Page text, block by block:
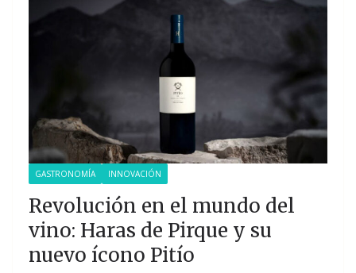
GASTRONOMÍA INNOVACIÓN
Revolución en el mundo del
vino: Haras de Pirque y su
nuevo ícono Pitío